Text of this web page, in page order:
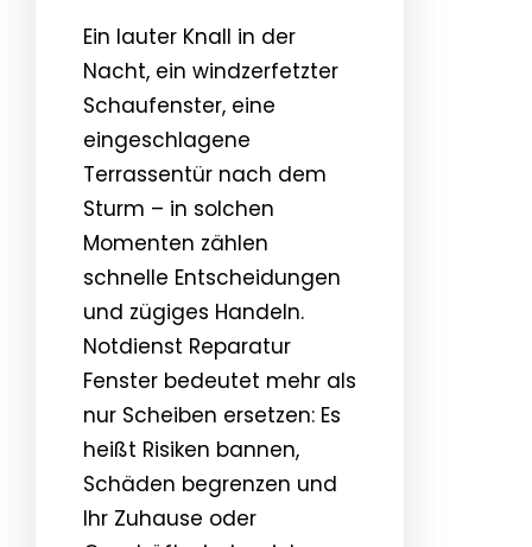
Ein lauter Knall in der
Nacht, ein windzerfetzter
Schaufenster, eine
eingeschlagene
Terrassentür nach dem
Sturm – in solchen
Momenten zählen
schnelle Entscheidungen
und zügiges Handeln.
Notdienst Reparatur
Fenster bedeutet mehr als
nur Scheiben ersetzen: Es
heißt Risiken bannen,
Schäden begrenzen und
Ihr Zuhause oder